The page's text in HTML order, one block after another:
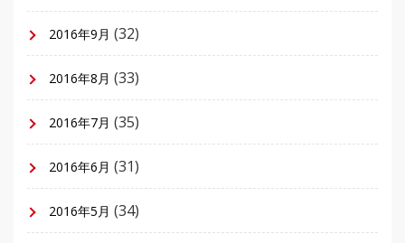
2016年9月 (32)
2016年8月 (33)
2016年7月 (35)
2016年6月 (31)
2016年5月 (34)